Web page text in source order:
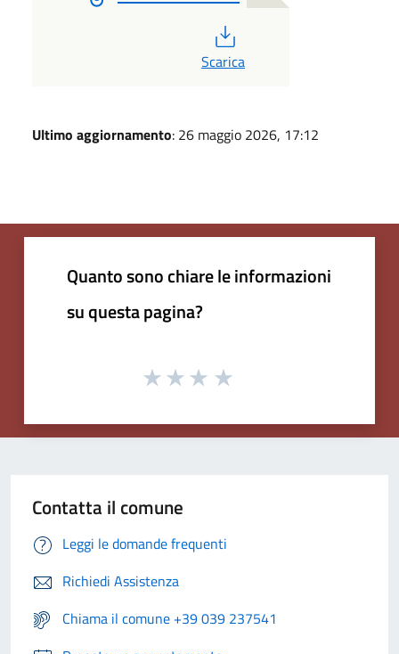
Scarica
Ultimo aggiornamento: 26 maggio 2026, 17:12
Quanto sono chiare le informazioni
su questa pagina?
Contatta il comune
Leggi le domande frequenti
Richiedi Assistenza
Chiama il comune +39 039 237541